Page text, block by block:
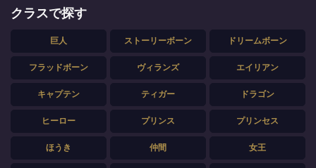
クラスで探す
巨人 ストーリーボーン ドリームボーン
フラッドボーン ヴィランズ エイリアン
キャプテン ティガー ドラゴン
ヒーロー プリンス プリンセス
ほうき 仲間 女王